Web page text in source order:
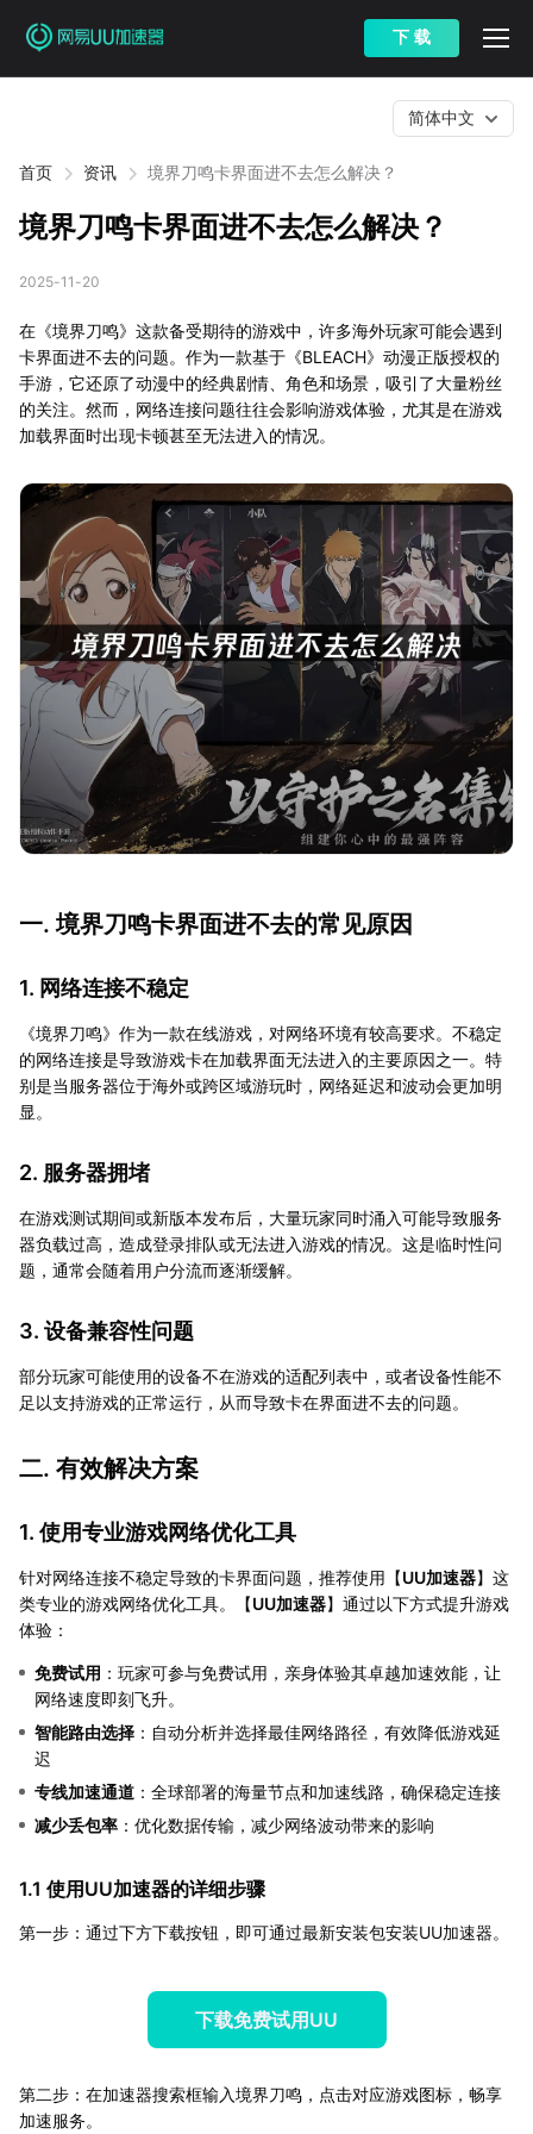
下 载
首页 资讯 境界刀鸣卡界面进不去怎么解决？
简体中文
境界刀鸣卡界面进不去怎么解决？
2025-11-20
在《境界刀鸣》这款备受期待的游戏中，许多海外玩家可能会遇到
卡界面进不去的问题。作为一款基于《BLEACH》动漫正版授权的
手游，它还原了动漫中的经典剧情、角色和场景，吸引了大量粉丝
的关注。然而，网络连接问题往往会影响游戏体验，尤其是在游戏
加载界面时出现卡顿甚至无法进入的情况。
一. 境界刀鸣卡界面进不去的常见原因
1. 网络连接不稳定
《境界刀鸣》作为一款在线游戏，对网络环境有较高要求。不稳定
的网络连接是导致游戏卡在加载界面无法进入的主要原因之一。特
别是当服务器位于海外或跨区域游玩时，网络延迟和波动会更加明
显。
2. 服务器拥堵
在游戏测试期间或新版本发布后，大量玩家同时涌入可能导致服务
器负载过高，造成登录排队或无法进入游戏的情况。这是临时性问
题，通常会随着用户分流而逐渐缓解。
3. 设备兼容性问题
部分玩家可能使用的设备不在游戏的适配列表中，或者设备性能不
足以支持游戏的正常运行，从而导致卡在界面进不去的问题。
二. 有效解决方案
1. 使用专业游戏网络优化工具
针对网络连接不稳定导致的卡界面问题，推荐使用【UU加速器】这
类专业的游戏网络优化工具。【UU加速器】通过以下方式提升游戏
体验：
免费试用 ：玩家可参与免费试用，亲身体验其卓越加速效能，让
网络速度即刻飞升。
智能路由选择 ：自动分析并选择最佳网络路径，有效降低游戏延
迟
专线加速通道 ：全球部署的海量节点和加速线路，确保稳定连接
减少丢包率 ：优化数据传输，减少网络波动带来的影响
1.1 使用UU加速器的详细步骤
第一步：通过下方下载按钮，即可通过最新安装包安装UU加速器。
下载免费试用UU
第二步：在加速器搜索框输入境界刀鸣，点击对应游戏图标，畅享
加速服务。